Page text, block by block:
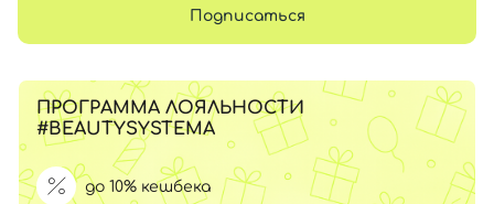
Подписаться
ПРОГРАММА ЛОЯЛЬНОСТИ
#BEAUTYSYSTEMA
до 10% кешбека